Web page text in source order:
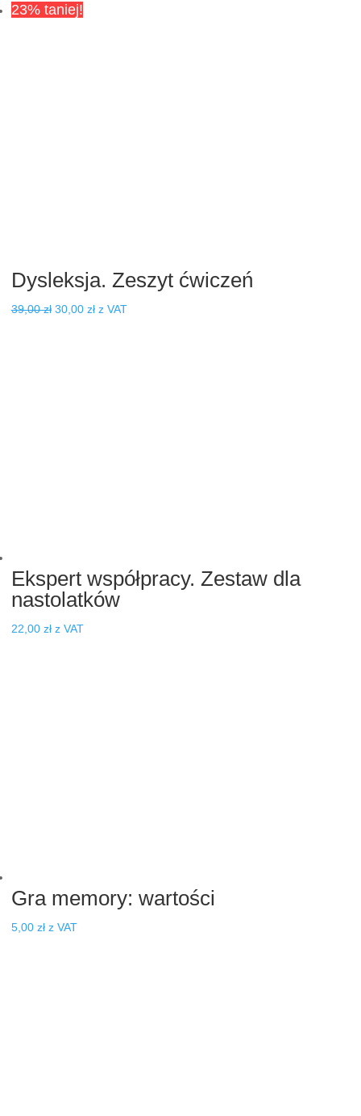
23% taniej!
Dysleksja. Zeszyt ćwiczeń
39,00zł Pierwotna
30,00 złAktualna
z VAT
Ekspert współpracy. Zestaw dla
nastolatków
22,00 zł z VAT
Gra memory: wartości
5,00 zł z VAT